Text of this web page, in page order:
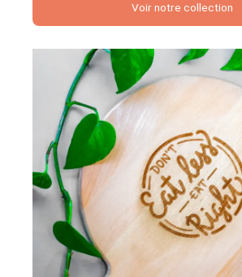
Voir notre collection